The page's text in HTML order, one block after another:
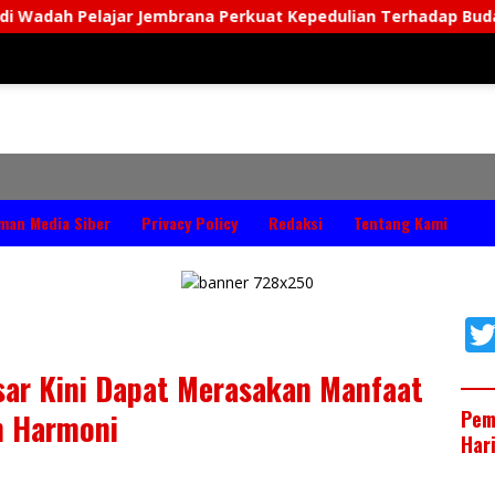
Perkuat Kepedulian Terhadap Budaya Daerah
Media Siber Privacy Policy Redaksi Tentang Kami
Kini Dapat Merasakan Manfaat
Harmoni